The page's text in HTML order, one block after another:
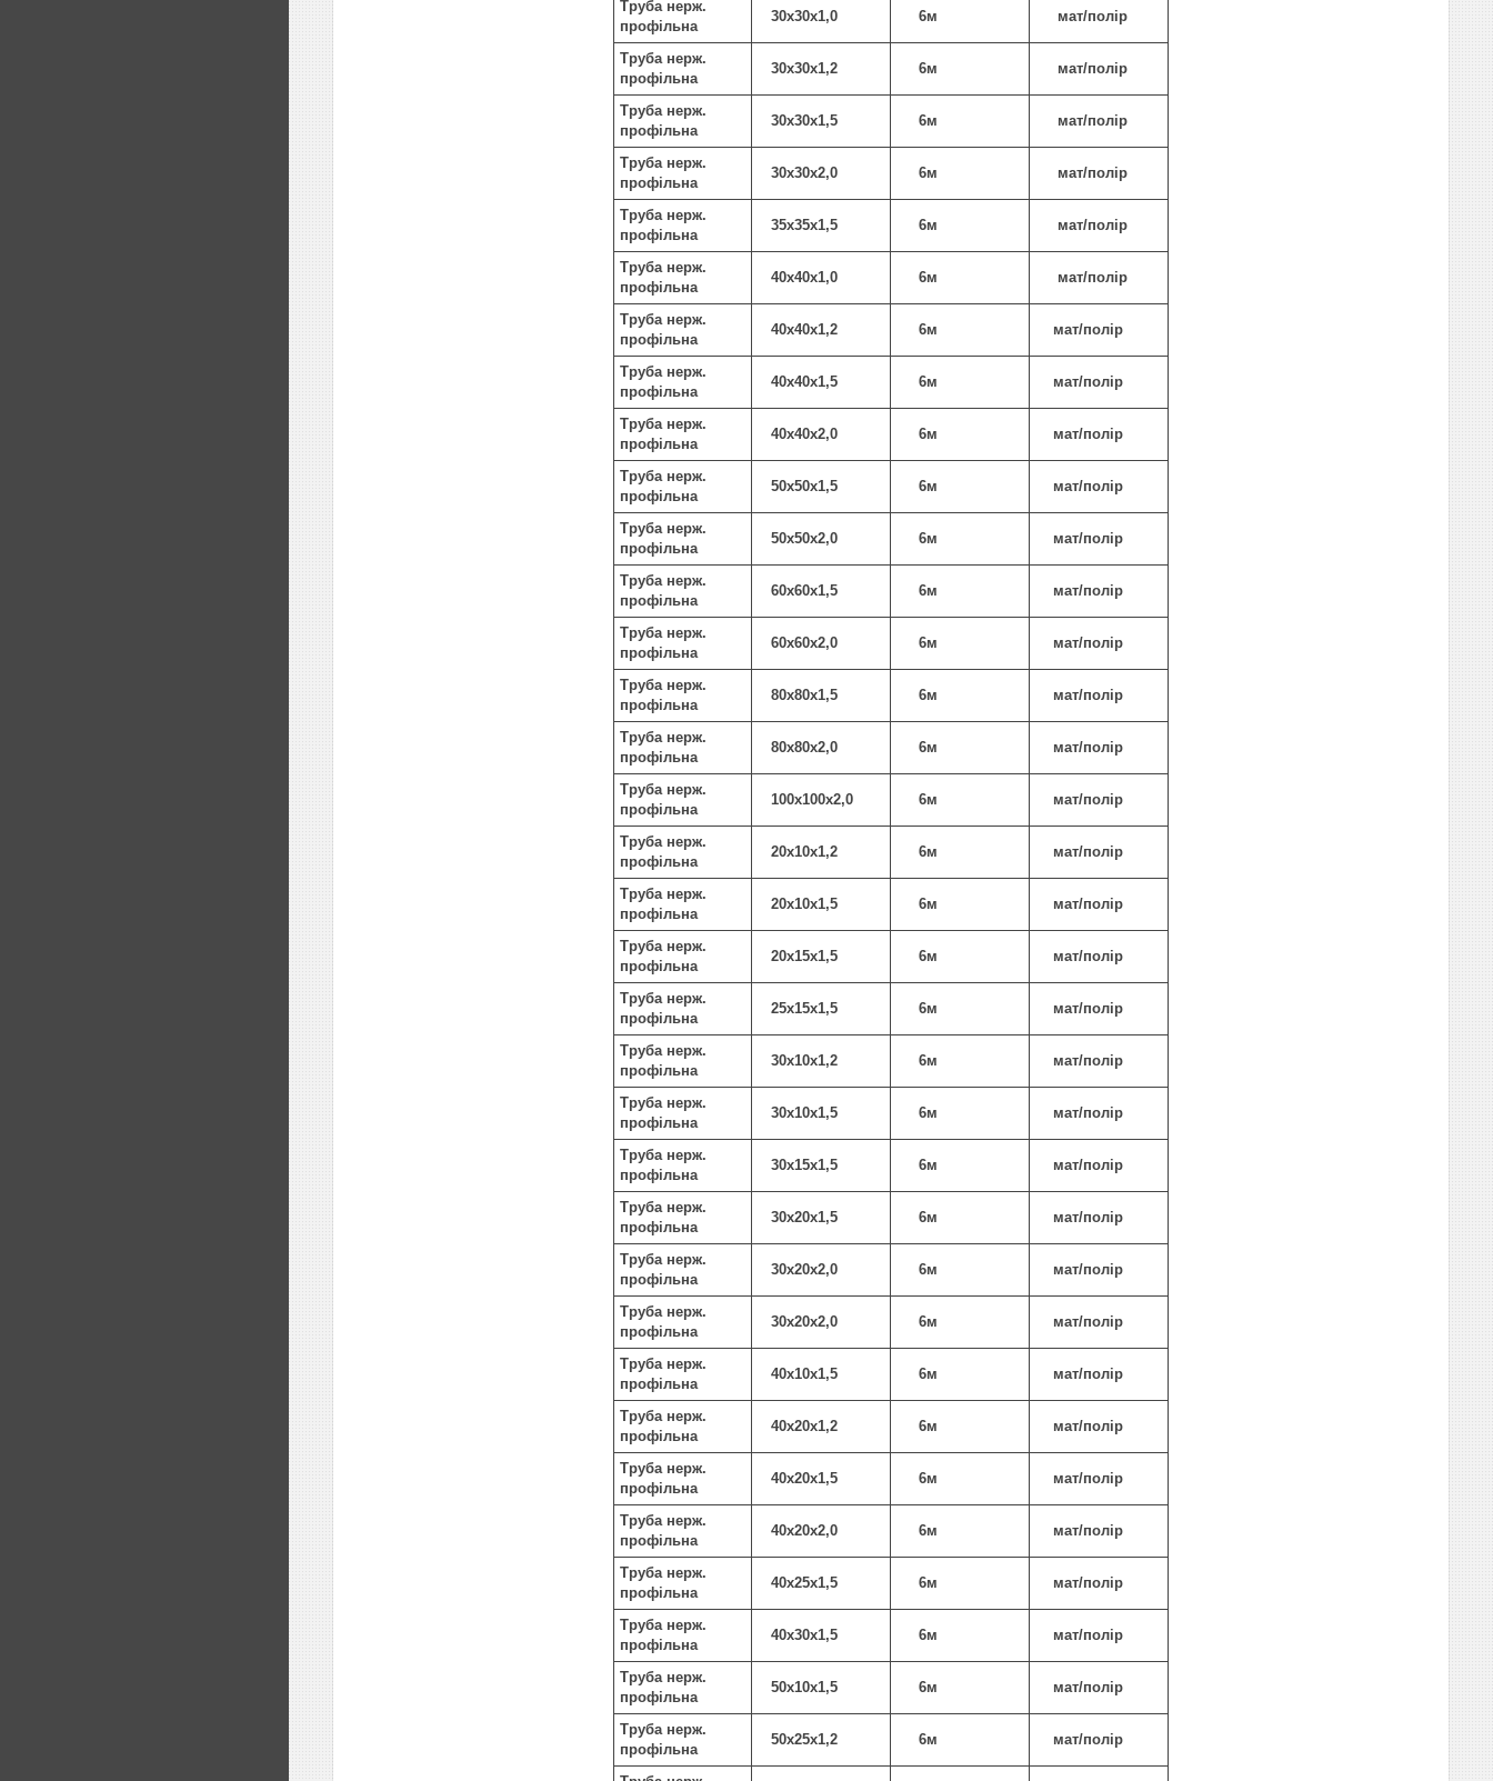
Труба нерж.
профільна
30х30х1,0 6м мат/полір
Труба нерж.
профільна
30х30х1,2 6м мат/полір
Труба нерж.
профільна
30х30х1,5 6м мат/полір
Труба нерж.
профільна
30х30х2,0 6м мат/полір
Труба нерж.
профільна
35х35х1,5 6м мат/полір
Труба нерж.
профільна
40х40х1,0 6м мат/полір
Труба нерж.
профільна
40х40х1,2 6м мат/полір
Труба нерж.
профільна
40х40х1,5 6м мат/полір
Труба нерж.
профільна
40х40х2,0 6м мат/полір
Труба нерж.
профільна
50х50х1,5 6м мат/полір
Труба нерж.
профільна
50х50х2,0 6м мат/полір
Труба нерж.
профільна
60х60х1,5 6м мат/полір
Труба нерж.
профільна
60х60х2,0 6м мат/полір
Труба нерж.
профільна
80х80х1,5 6м мат/полір
Труба нерж.
профільна
80х80х2,0 6м мат/полір
Труба нерж.
профільна
100х100х2,0 6м мат/полір
Труба нерж.
профільна
20х10х1,2 6м мат/полір
Труба нерж.
профільна
20х10х1,5 6м мат/полір
Труба нерж.
профільна
20х15х1,5 6м мат/полір
Труба нерж.
профільна
25х15х1,5 6м мат/полір
Труба нерж.
профільна
30х10х1,2 6м мат/полір
Труба нерж.
профільна
30х10х1,5 6м мат/полір
Труба нерж.
профільна
30х15х1,5 6м мат/полір
Труба нерж.
профільна
30х20х1,5 6м мат/полір
Труба нерж.
профільна
30х20х2,0 6м мат/полір
Труба нерж.
профільна
30х20х2,0 6м мат/полір
Труба нерж.
профільна
40х10х1,5 6м мат/полір
Труба нерж.
профільна
40х20х1,2 6м мат/полір
Труба нерж.
профільна
40х20х1,5 6м мат/полір
Труба нерж.
профільна
40х20х2,0 6м мат/полір
Труба нерж.
профільна
40х25х1,5 6м мат/полір
Труба нерж.
профільна
40х30х1,5 6м мат/полір
Труба нерж.
профільна
50х10х1,5 6м мат/полір
Труба нерж.
профільна
50х25х1,2 6м мат/полір